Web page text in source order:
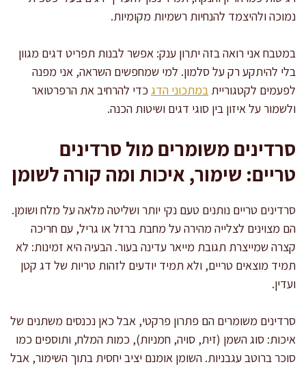
נמוכה ולהיצמד להנחיות רשמיות מקומיות.
במטבח אני רואה בזה יתרון ענק: אפשר לבנות תפריט דגים מגוון
בלי להיתקע רק על סלמון. למי שמחפשים השראה, אני מפנה
לפעמים לקטגוריית במתכוני הדג כדי להרחיב את הרפרטואר
ולשמור על איזון בין סוגי דגים ושיטות הכנה.
סרדינים משומרים מול סרדינים
טריים: שימור, איכות ומה קורה לשומן
סרדינים טריים נותנים טעם נקי יותר ושליטה מלאה על מלח ושומן.
הם מצוינים לצלייה מהירה על מחבת ברזל או גריל, עם חריכה
קצרה שמייצרת תגובת מייאר עדינה בעור. הבעיה היא זמינות: לא
תמיד מוצאים טריים, ולא תמיד יודעים לזהות טריות של דג קטן
ועדין.
סרדינים משומרים הם פתרון פרקטי, אבל כאן נכנסים משתנים של
איכות: סוג השמן (זית, סויה, חמניות), כמות המלח, ותוספים כמו
סוכר ברוטב עגבניות. השומן אומנם יציב יחסית בתוך השימור, אבל